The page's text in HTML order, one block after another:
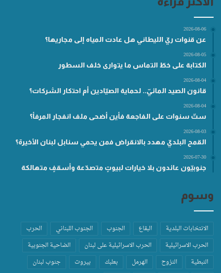
2026-08-06
عن قنوات ريّ الليطاني هل عادت المياه إلى مجاريها؟
2026-08-05
الكتابة على خطّ التماس ما يتوارى خلف السطور
2026-08-04
قانون الصيد المائيّ.. لحماية الصيّادين أم احتكار الشركات؟
2026-08-04
ستّ سنوات على الفاجعة فأين أضحى ملف انفجار المرفأ؟
2026-08-03
القمح البلديّ مهدد بالانقراض فمن يحمي سنابل لبنان الأخيرة؟
2026-07-30
جنوبيّون عائدون بلا خيارات لبيوتٍ متصدّعة وأسقفٍ متهالكة
وسوم
الانتخابات البلدية البقاع الجنوب الجنوب اللبناني
الحرب
الحرب الاسرائيلية
الحرب الاسرائيلية على لبنان
الضاحية الجنوبية
النبطية
النزوح الهرمل بعلبك بيروت
جنوب لبنان